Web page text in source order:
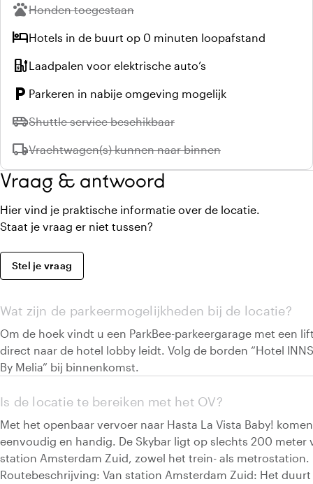
petsNiet beschikbaar:
Honden toegestaan
hotelHotels in de buurt op 0 minuten loopafstand
ev_stationLaadpalen voor elektrische auto’s
local_parking Parkeren in nabije omgeving mogelijk
airport_shuttleNiet beschikbaar:
Shuttle service beschikbaar
local_shippingNiet beschikbaar:
Vrachtwagen(s) kunnen naar binnen
Vraag & antwoord
Hier vind je praktische informatie over de locatie.
Staat je vraag er niet tussen?
Stel je vraag
Wat zijn de parkeermogelijkheden bij de locatie?
Om de hoek vindt u een ParkBee-parkeergarage met een
direct naar de hotel lobby leidt. Volg de borden “Hotel
By Melia” bij binnenkomst.
Is de locatie te bereiken met het OV?
Met het openbaar vervoer naar Hasta La Vista Baby!
eenvoudig en handig. De Skybar ligt op slechts 200 meter
station Amsterdam Zuid, zowel het trein- als metrostation.
Routebeschrijving: Van station Amsterdam Zuid: Het duurt